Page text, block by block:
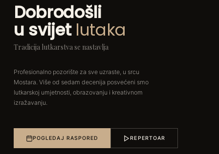
Dobrodošli
u svijet lutaka
Tradicija lutkarstva se nastavlja
Profesionalno pozorište za sve uzraste, u srcu
Mostara. Više od sedam decenija posvećeni smo
lutkarskoj umjetnosti, obrazovanju i kreativnom
izražavanju.
POGLEDAJ RASPORED REPERTOAR